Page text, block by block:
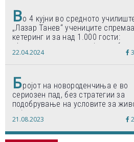
Во 4 кујни во средното
„Лазар Танев“ учениците
кетеринг и за над 1.000 гости:
„Формиравме компанија и
по светски стандарди“
22.04.2024
Бројот на новороденчиња е во
сериозен пад, без стратегии за
подобрување на условите за
дојде до затворање на училишта,
предупредуваат експертите
21.08.2023